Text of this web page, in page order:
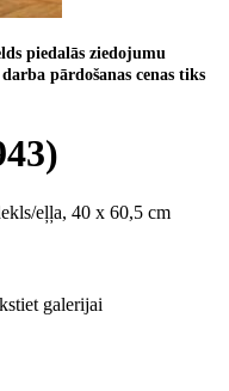
piedalās ziedojumu
pārdošanas cenas tiks
eļļa, 40 x 60,5 cm
galerijai